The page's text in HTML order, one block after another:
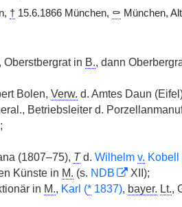
†15.6.1866 München, ⚰ München,
Oberstbergrat in B., dann
Bolen, Verw. d. Amtes Daun
Betriebsleiter d.
(1807–75), Td. Wilhelm v. Kobell
Künste in M. (s. NDB
XII);
in M., Karl (*1837), bayer. Lt.,